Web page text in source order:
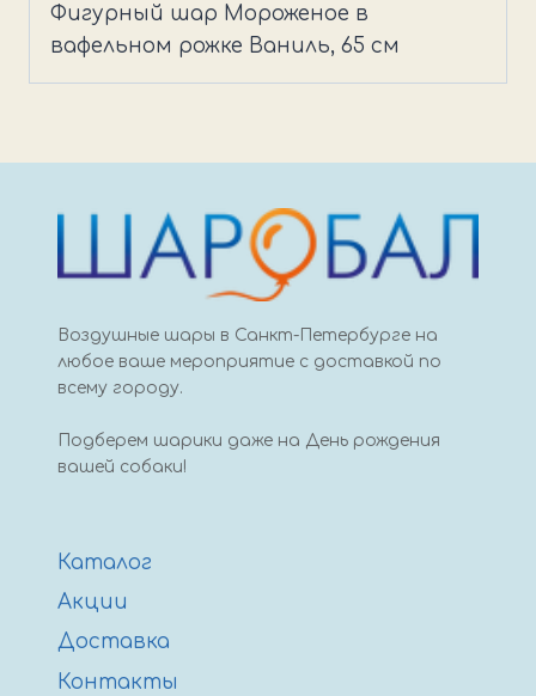
Мороженое
в
Ваниль
Фигурный шар Мороженое в
вафельном рожке Ваниль, 65 см
Воздушные шары в Санкт-Петербурге на
любое ваше мероприятие с доставкой по
всему городу.
Подберем шарики даже на День рождения
вашей собаки!
Каталог
Акции
Доставка
Контакты